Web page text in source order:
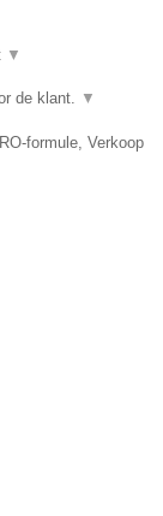
▼
de klant. ▼
formule, Verkoop